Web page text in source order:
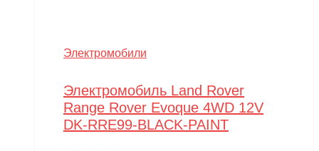
Электромобили
Электромобиль Land Rover
Range Rover Evoque 4WD 12V
DK-RRE99-BLACK-PAINT